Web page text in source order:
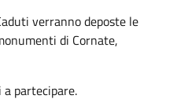
verranno deposte le
di Cornate,
partecipare.